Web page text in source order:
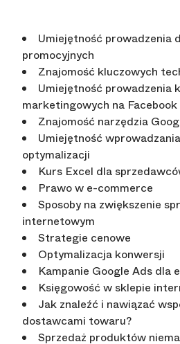
Umiejętność prowadzenia
promocyjnych
Znajomość kluczowych
Umiejętność prowadzenia
marketingowych na
Znajomość narzędzia
Umiejętność
optymalizacji
Kurs Excel dla
Prawo w e-commerce
Sposoby na zwiększenie
internetowym
Strategie cenowe
Optymalizacja konwersji
Kampanie Google Ads dla
Księgowość w sklepie
Jak znaleźć i nawiązać
dostawcami towaru?
Sprzedaż produktów